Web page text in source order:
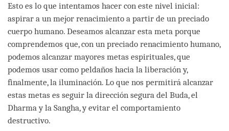
Esto es lo que intentamos hacer con este nivel inicial:
aspirar a un mejor renacimiento a partir de un preciado
cuerpo humano. Deseamos alcanzar esta meta porque
comprendemos que, con un preciado renacimiento humano,
podemos alcanzar mayores metas espirituales, que
podemos usar como peldaños hacia la liberación y,
finalmente, la iluminación. Lo que nos permitirá alcanzar
estas metas es seguir la dirección segura del Buda, el
Dharma y la Sangha, y evitar el comportamiento
destructivo.